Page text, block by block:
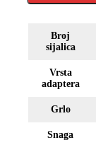
Broj
sijalica
Vrsta
adaptera
Grlo
Snaga